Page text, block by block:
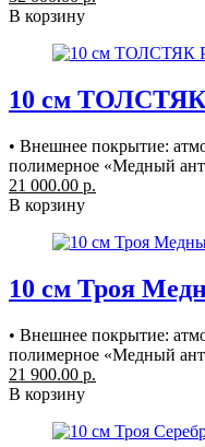
В корзину
10 см
• Внешнее покрытие:
полимерное «Медный
21 000.00 р.
В корзину
10 см Троя
• Внешнее покрытие:
полимерное «Медный
21 900.00 р.
В корзину